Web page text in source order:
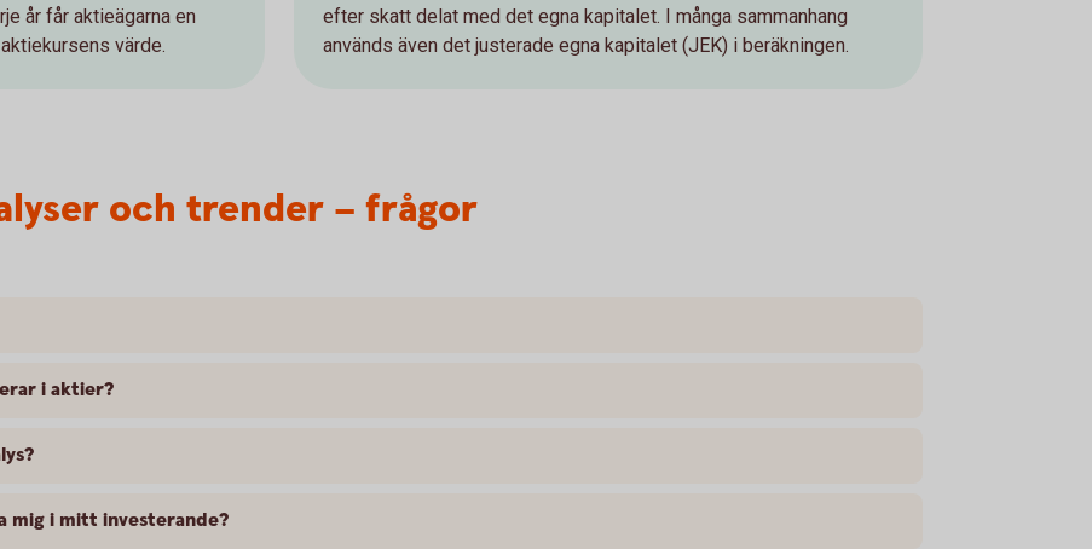
år får aktieägarna en
värde.
efter skatt delat med det egna kapitalet. I många sammanhang
används även det justerade egna kapitalet (JEK) i beräkningen.
och trender – frågor
i aktier?
mig i mitt investerande?